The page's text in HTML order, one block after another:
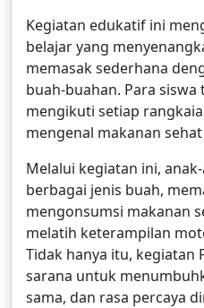
Kegiatan edukatif ini
belajar yang
memasak sederhana
buah-buahan. Para
mengikuti setiap
mengenal makanan
Melalui kegiatan ini,
berbagai jenis buah,
mengonsumsi makanan
melatih keterampilan
Tidak hanya itu, kegiatan
sarana untuk
sama, dan rasa percaya